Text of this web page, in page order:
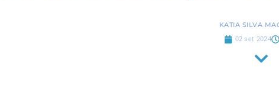
KATIA SILVA
02 set 2024